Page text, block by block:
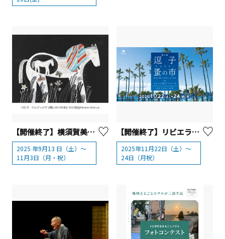
【開催終了】横須賀美術館 企画展「ブラチスラバからやってきた！世界の絵本パレード」
2025 年9月13 日（土）～
11月3日（月・祝）
【開催終了】リビエラ逗子マリーナ「逗子蚤の市」
2025年11月22日（土）～
24日（月祝）